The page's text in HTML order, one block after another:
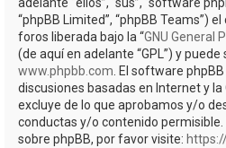
“phpBB Limited”, “phpBB Teams”)
foros liberada bajo la “GNU General
(de aquí en adelante “GPL”) y
www.phpbb.com . El software
discusiones basadas en Internet y
excluye de lo que aprobamos y/o
conductas y/o contenido
sobre phpBB, por favor visite: